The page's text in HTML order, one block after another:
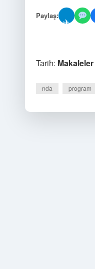
Paylaş:
✈
Tarih: Makaleler
nda program